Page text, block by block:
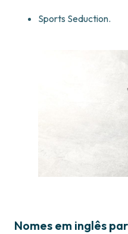
Sports Seduction.
Nomes em inglês